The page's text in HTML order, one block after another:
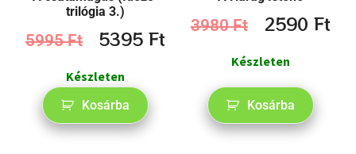
trilógia 3.)
5995Ft 5395 Ft
Készleten
Kosárba
3980Ft 2590 Ft
Készleten
Kosárba